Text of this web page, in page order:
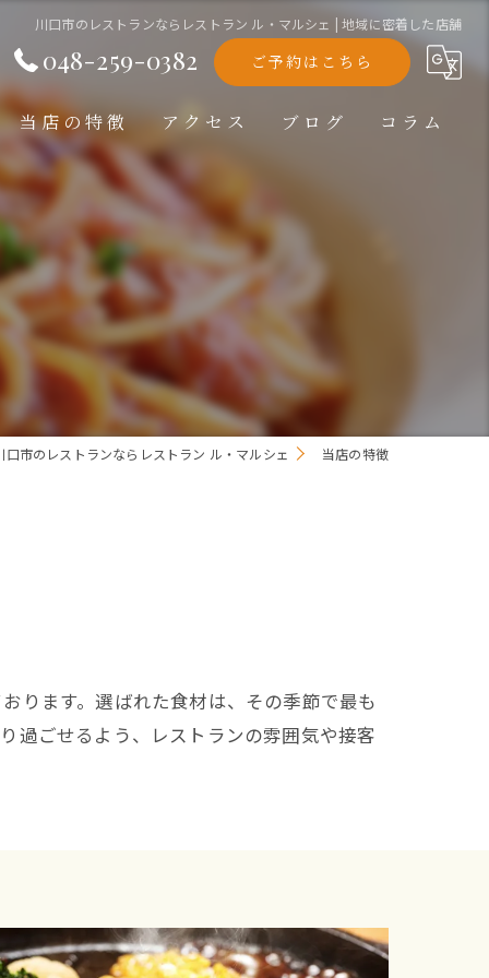
川口市のレストランならレストラン ル・マルシェ | 地域に密着した店舗
048-259-0382 ご予約はこちら
当店の特徴
洋食
ランチ
ディナー
テイクアウト
アクセス ブログ コラム
口市のレストランならレストラン ル・マルシェ 当店の特徴
ります。選ばれた食材は、その季節で最も
過ごせるよう、レストランの雰囲気や接客